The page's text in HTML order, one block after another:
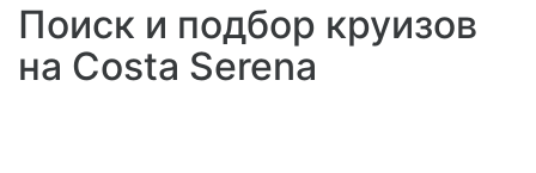
Поиск и подбор круизов
на Costa Serena